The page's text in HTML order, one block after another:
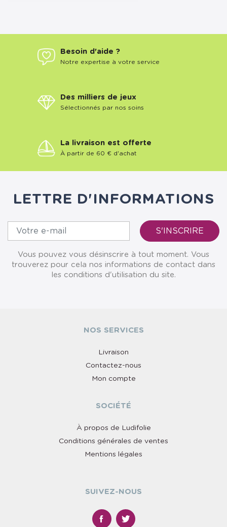
Besoin d'aide ?
Notre expertise à votre service
Des milliers de jeux
Sélectionnés par nos soins
La livraison est offerte
À partir de 60 € d'achat
LETTRE D'INFORMATIONS
Vous pouvez vous désinscrire à tout moment. Vous
trouverez pour cela nos informations de contact dans
les conditions d'utilisation du site.
NOS SERVICES
Livraison
Contactez-nous
Mon compte
SOCIÉTÉ
À propos de Ludifolie
Conditions générales de ventes
Mentions légales
SUIVEZ-NOUS